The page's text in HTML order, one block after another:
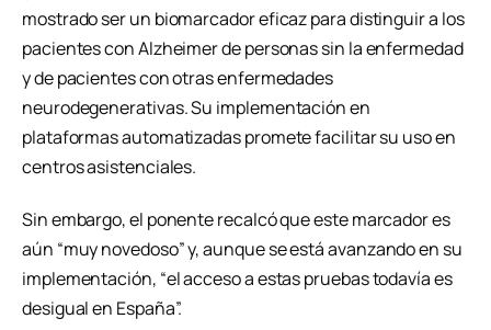
mostrado ser un biomarcador eficaz para distinguir a los
pacientes con Alzheimer de personas sin la enfermedad
y de pacientes con otras enfermedades
neurodegenerativas. Su implementación en
plataformas automatizadas promete facilitar su uso en
centros asistenciales.
Sin embargo, el ponente recalcó que este marcador es
aún “muy novedoso” y, aunque se está avanzando en su
implementación, “el acceso a estas pruebas todavía es
desigual en España”.